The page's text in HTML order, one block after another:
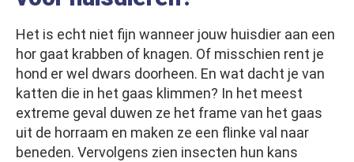
Het is echt niet fijn wanneer jouw huisdier aan een
hor gaat krabben of knagen. Of misschien rent je
hond er wel dwars doorheen. En wat dacht je van
katten die in het gaas klimmen? In het meest
extreme geval duwen ze het frame van het gaas
uit de horraam en maken ze een flinke val naar
beneden. Vervolgens zien insecten hun kans